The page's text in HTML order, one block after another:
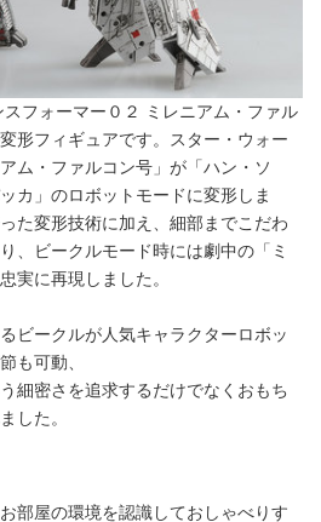
スフォーマー０２ ミレニアム・ファル
形フィギュアです。スター・ウォー
ム・ファルコン号」が「ハン・ソ
カ」のロボットモードに変形しま
た変形技術に加え、細部までこだわ
、ビークルモード時には劇中の「ミ
実に再現しました。
ビークルが人気キャラクターロボッ
も可動、
細密さを追求するだけでなくおもち
した。
部屋の環境を認識しておしゃべりす